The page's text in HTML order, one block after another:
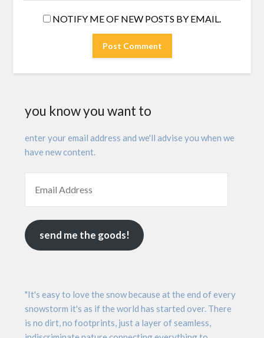
NOTIFY ME OF NEW POSTS BY EMAIL.
you know you want to
enter your email address and we'll advise you when we
have new content.
send me the goods!
"It's easy to love the snow because at the end of every
snowstorm it's as if the world has started over. There
is no dirt, no footprints, just a layer of seamless,